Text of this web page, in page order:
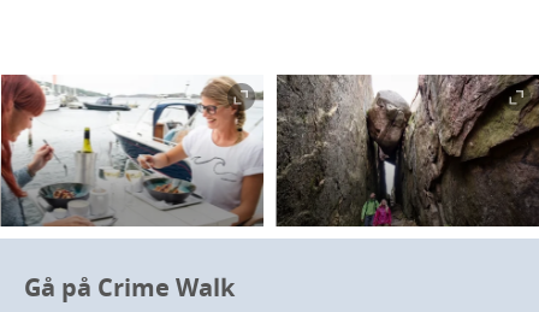
Gå på Crime Walk